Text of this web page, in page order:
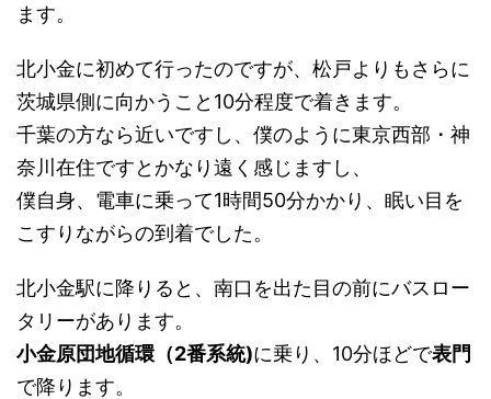
ます。
北小金に初めて行ったのですが、松戸よりもさらに
茨城県側に向かうこと10分程度で着きます。
千葉の方なら近いですし、僕のように東京西部・神
奈川在住ですとかなり遠く感じますし、
僕自身、電車に乗って1時間50分かかり、眠い目を
こすりながらの到着でした。
北小金駅に降りると、南口を出た目の前にバスロー
タリーがあります。
小金原団地循環（2番系統)に乗り、10分ほどで表門
で降ります。